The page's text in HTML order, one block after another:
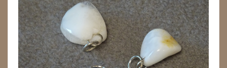
GEODE 'S / STANDAARDS
GESLEPEN STENEN
HANGERS